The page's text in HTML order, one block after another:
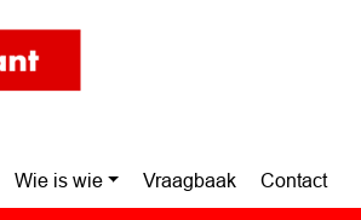
Wie is wie Vraagbaak Contact